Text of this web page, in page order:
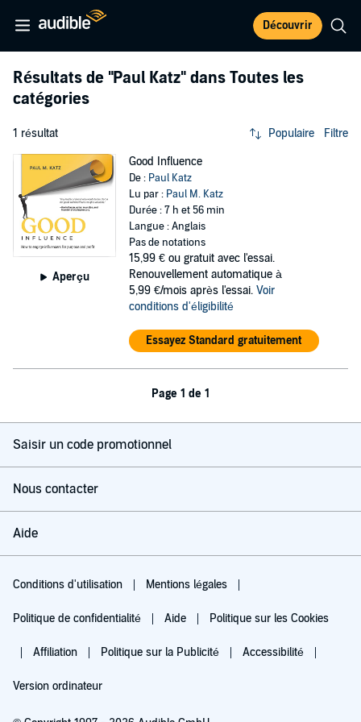
Découvrir
Résultats de "Paul Katz" dans Toutes les
catégories
1 résultat Populaire Filtre
Aperçu
Good Influence
De : Paul Katz
Lu par : Paul M. Katz
Durée : 7 h et 56 min
Langue : Anglais
Pas de notations
15,99 € ou gratuit avec l'essai.
Renouvellement automatique à
5,99 €/mois après l'essai. Voir
conditions d'éligibilité
Essayez Standard gratuitement
Page 1 de 1
Saisir un code promotionnel
Nous contacter
Aide
Conditions d'utilisation Mentions légales
Politique de confidentialité Aide Politique sur les Cookies
Affiliation Politique sur la Publicité Accessibilité
Version ordinateur